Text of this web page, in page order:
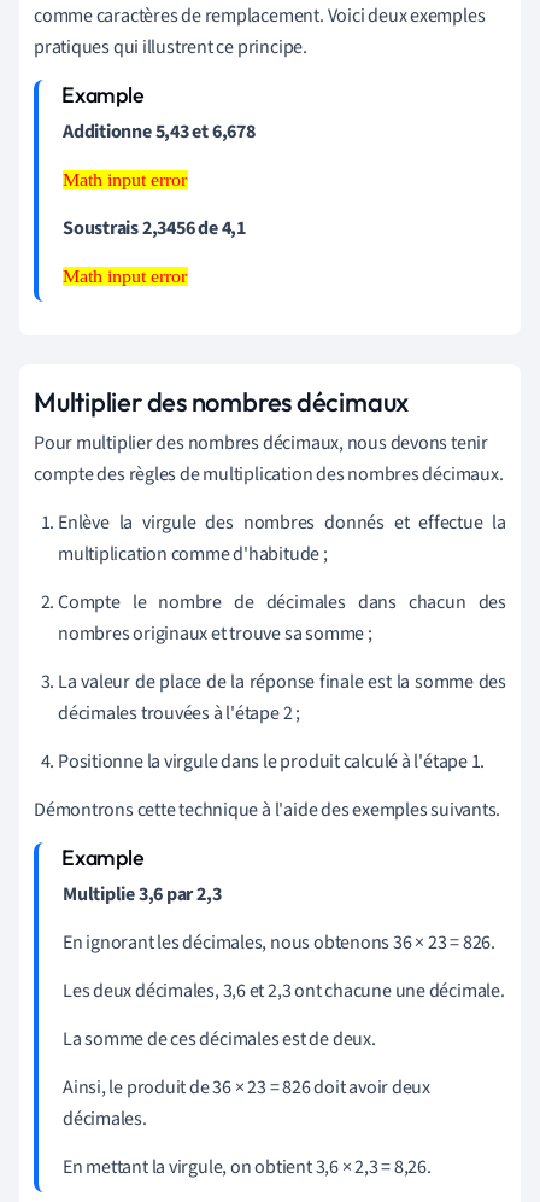
comme caractères de remplacement. Voici deux exemples
pratiques qui illustrent ce principe.
Additionne 5,43 et 6,678
Math input error
Math input
error
Soustrais 2,3456 de 4,1
Math input error
Math input
Multiplier des nombres décimaux
Pour multiplier des nombres décimaux, nous devons tenir
compte des règles de multiplication des nombres décimaux.
Enlève la virgule des nombres donnés et effectue la
multiplication comme d'habitude ;
Compte le nombre de décimales dans chacun des
nombres originaux et trouve sa somme ;
La valeur de place de la réponse finale est la somme des
décimales trouvées à l'étape 2 ;
Positionne la virgule dans le produit calculé à l'étape 1.
Démontrons cette technique à l'aide des exemples suivants.
Multiplie 3,6 par 2,3
En ignorant les décimales, nous obtenons 36 × 23 = 826.
Les deux décimales, 3,6 et 2,3 ont chacune une décimale.
La somme de ces décimales est de deux.
Ainsi, le produit de 36×23 = 826 doit avoir deux
décimales.
En mettant la virgule, on obtient 3,6×2,3 = 8,26.